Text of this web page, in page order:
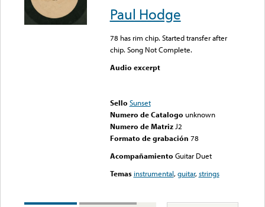
Paul Hodge
78 has rim chip. Started transfer after
chip. Song Not Complete.
Audio excerpt
Sello Sunset
Numero de Catalogo unknown
Numero de Matriz J2
Formato de grabación 78
Acompañamiento Guitar Duet
Temas instrumental,guitar,strings